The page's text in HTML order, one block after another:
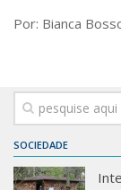
Por: Bianca
SOCIEDADE